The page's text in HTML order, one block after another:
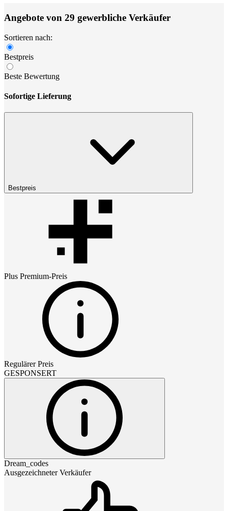
Angebote von 29 gewerbliche Verkäufer
Sortieren nach:
Bestpreis
Beste Bewertung
Sofortige Lieferung
Bestpreis
Plus Premium-Preis
Regulärer Preis
GESPONSERT
Dream_codes
Ausgezeichneter Verkäufer